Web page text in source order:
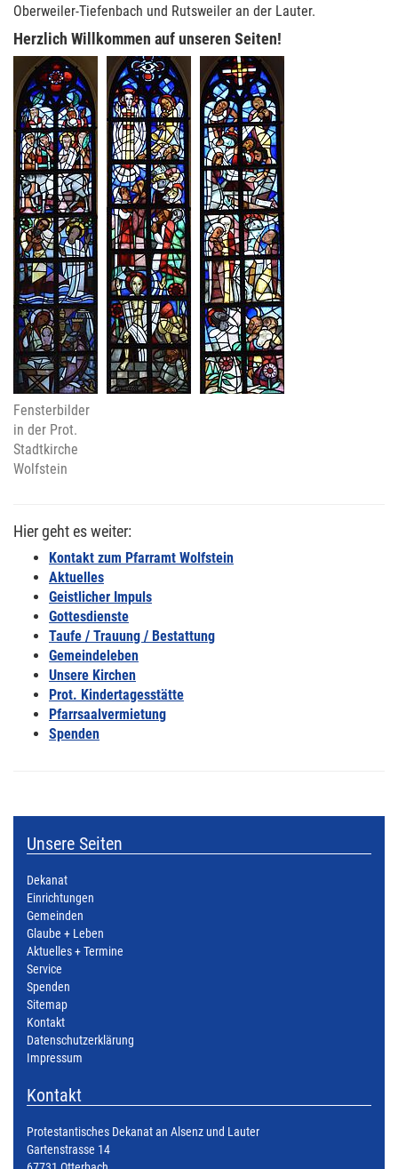
Oberweiler-Tiefenbach und Rutsweiler an der Lauter.
Herzlich Willkommen auf unseren Seiten!
Fensterbilder
in der Prot.
Stadtkirche
Wolfstein
Hier geht es weiter:
Kontakt zum Pfarramt Wolfstein
Aktuelles
Geistlicher Impuls
Gottesdienste
Taufe / Trauung / Bestattung
Gemeindeleben
Unsere Kirchen
Prot. Kindertagesstätte
Pfarrsaalvermietung
Spenden
Unsere Seiten
Dekanat
Einrichtungen
Gemeinden
Glaube + Leben
Aktuelles + Termine
Service
Spenden
Sitemap
Kontakt
Datenschutzerklärung
Impressum
Kontakt
Protestantisches Dekanat an Alsenz und Lauter
Gartenstrasse 14